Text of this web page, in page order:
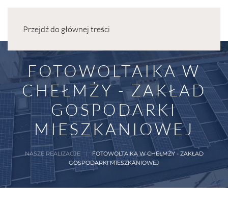
Przejdź do głównej treści
FOTOWOLTAIKA W
CHEŁMŻY - ZAKŁAD
GOSPODARKI
MIESZKANIOWEJ
NASZE REALIZACJE
FOTOWOLTAIKA W CHEŁMŻY - ZAKŁAD
GOSPODARKI MIESZKANIOWEJ